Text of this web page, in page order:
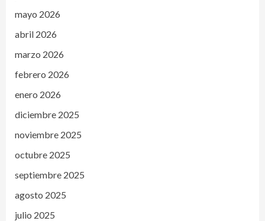
mayo 2026
abril 2026
marzo 2026
febrero 2026
enero 2026
diciembre 2025
noviembre 2025
octubre 2025
septiembre 2025
agosto 2025
julio 2025